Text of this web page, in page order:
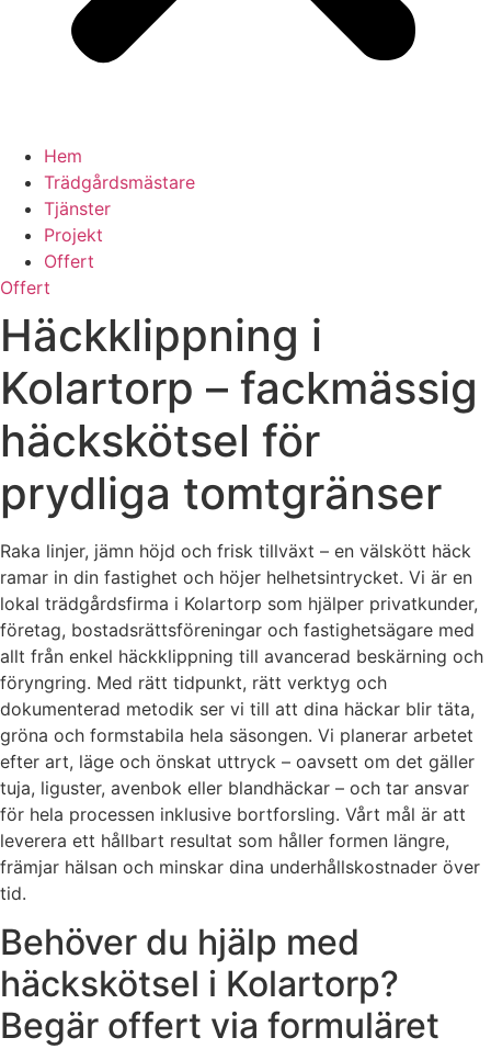
Hem
Trädgårdsmästare
Tjänster
Projekt
Offert
Offert
Häckklippning i
Kolartorp – fackmässig
häckskötsel för
prydliga tomtgränser
Raka linjer, jämn höjd och frisk tillväxt – en välskött häck
ramar in din fastighet och höjer helhetsintrycket. Vi är en
lokal trädgårdsfirma i Kolartorp som hjälper privatkunder,
företag, bostadsrättsföreningar och fastighetsägare med
allt från enkel häckklippning till avancerad beskärning och
föryngring. Med rätt tidpunkt, rätt verktyg och
dokumenterad metodik ser vi till att dina häckar blir täta,
gröna och formstabila hela säsongen. Vi planerar arbetet
efter art, läge och önskat uttryck – oavsett om det gäller
tuja, liguster, avenbok eller blandhäckar – och tar ansvar
för hela processen inklusive bortforsling. Vårt mål är att
leverera ett hållbart resultat som håller formen längre,
främjar hälsan och minskar dina underhållskostnader över
tid.
Behöver du hjälp med
häckskötsel i Kolartorp?
Begär offert via formuläret